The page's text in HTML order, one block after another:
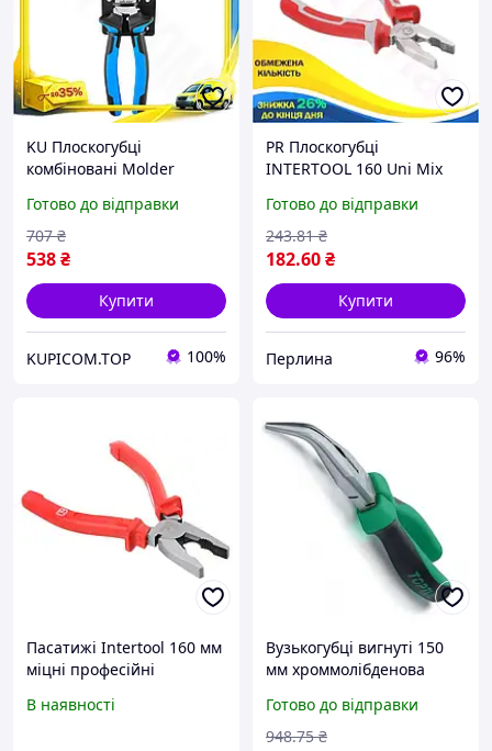
KU Плоскогубці
комбіновані Molder
скручування дроту та
утримання деталей із дв
Uni2L_K
Готово до відправки
538₴
707 ₴
Купити
KUPICOM.TOP 100%
PR Плоскогубці
INTERTOOL 160 Uni Mix
обтискання дротів і
відкушування дроту
Per33/R
Готово до відправки
182.60₴
243.81 ₴
Купити
Перлина 96%
Пасатижі Intertool 160 мм
міцні професійні
захоплення, згинання та
В наявності
Вузькогубці вигнуті 150
мм хроммолібденова
Готово до відправки
948.75 ₴